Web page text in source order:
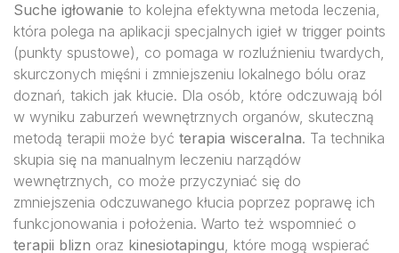
Suche igłowanie to kolejna efektywna metoda leczenia,
która polega na aplikacji specjalnych igieł w trigger points
(punkty spustowe), co pomaga w rozluźnieniu twardych,
skurczonych mięśni i zmniejszeniu lokalnego bólu oraz
doznań, takich jak kłucie. Dla osób, które odczuwają ból
w wyniku zaburzeń wewnętrznych organów, skuteczną
metodą terapii może być terapia wisceralna. Ta technika
skupia się na manualnym leczeniu narządów
wewnętrznych, co może przyczyniać się do
zmniejszenia odczuwanego kłucia poprzez poprawę ich
funkcjonowania i położenia. Warto też wspomnieć o
terapii blizn oraz kinesiotapingu, które mogą wspierać